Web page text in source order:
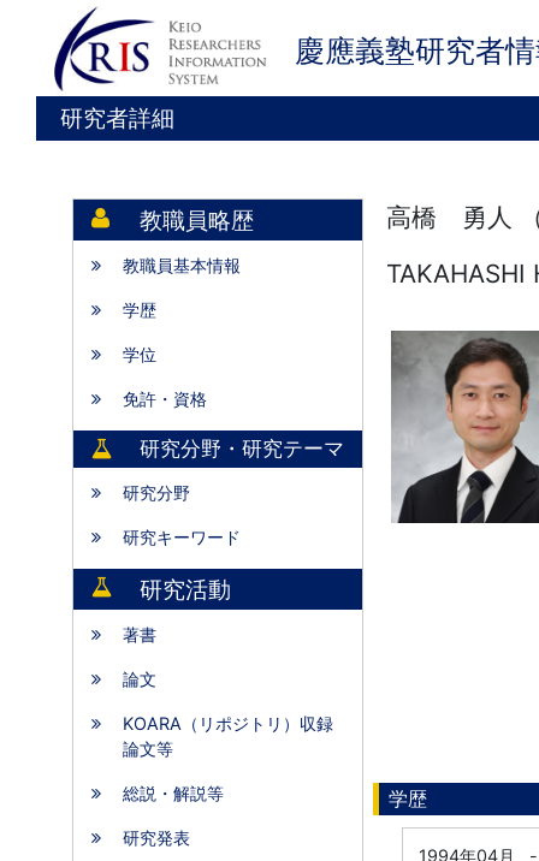
慶應義塾研究者
研究者詳細
教職員略歴
教職員基本情報
学歴
学位
免許・資格
研究分野・研究テーマ
研究分野
研究キーワード
研究活動
著書
論文
KOARA（リポジトリ）収録
論文等
総説・解説等
研究発表
高橋 勇人
TAKAHASHI
学歴
1994年04月
-